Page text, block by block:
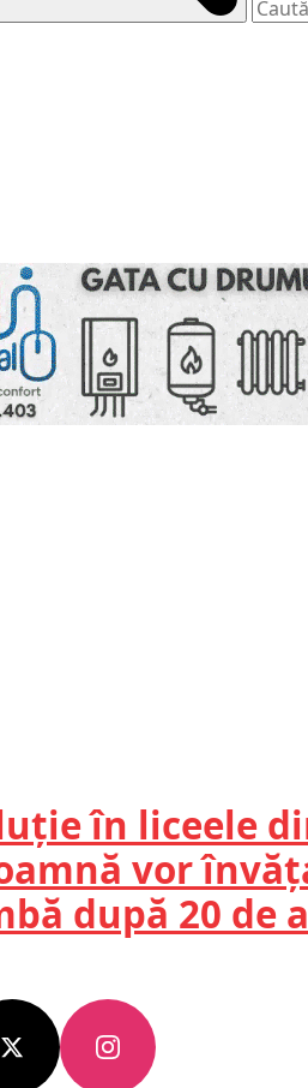
în liceele
vor
după 20 de